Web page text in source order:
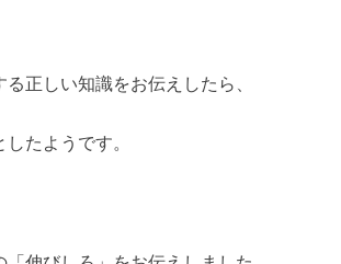
る正しい知識をお伝えしたら、
たようです。